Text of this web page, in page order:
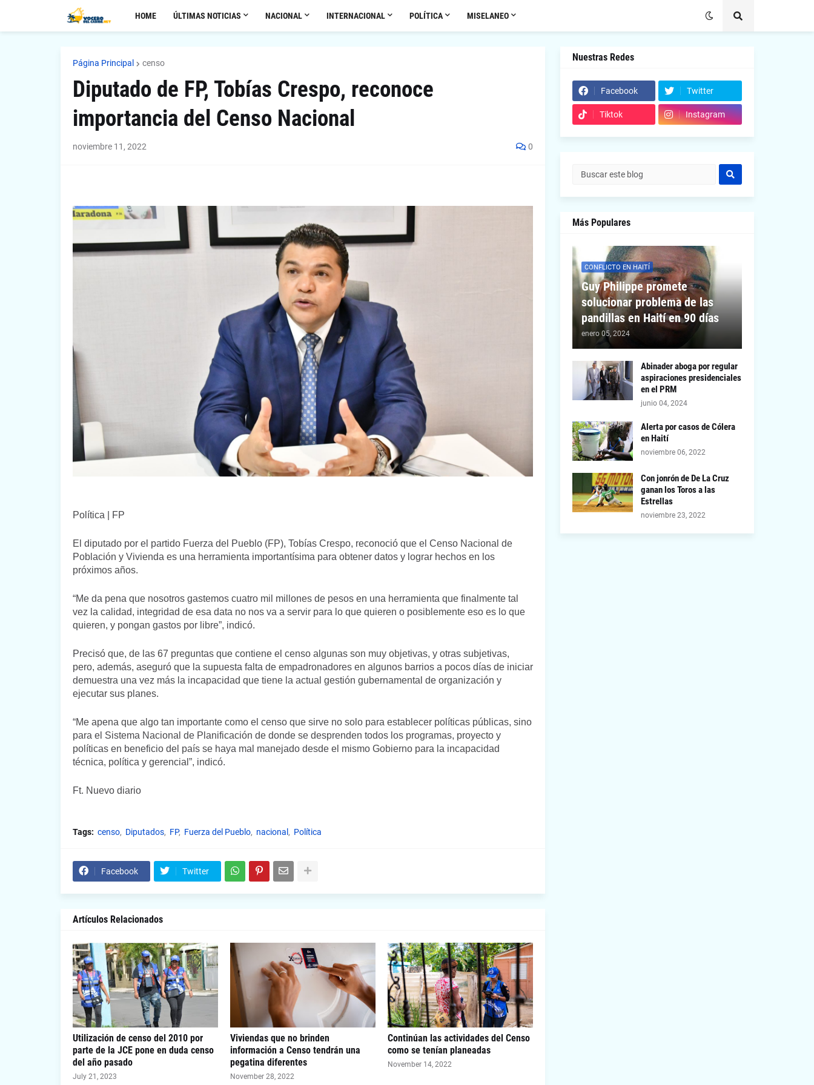
HOME ÚLTIMAS NOTICIAS NACIONAL INTERNACIONAL POLÍTICA MISELANEO
Página Principal censo
Diputado de FP, Tobías Crespo, reconoce
importancia del Censo Nacional
noviembre 11, 2022 0
Política | FP
El diputado por el partido Fuerza del Pueblo (FP), Tobías Crespo, reconoció que el Censo Nacional de
Población y Vivienda es una herramienta importantísima para obtener datos y lograr hechos en los
próximos años.
“Me da pena que nosotros gastemos cuatro mil millones de pesos en una herramienta que finalmente tal
vez la calidad, integridad de esa data no nos va a servir para lo que quieren o posiblemente eso es lo que
quieren, y pongan gastos por libre”, indicó.
Precisó que, de las 67 preguntas que contiene el censo algunas son muy objetivas, y otras subjetivas,
pero, además, aseguró que la supuesta falta de empadronadores en algunos barrios a pocos días de iniciar
demuestra una vez más la incapacidad que tiene la actual gestión gubernamental de organización y
ejecutar sus planes.
“Me apena que algo tan importante como el censo que sirve no solo para establecer políticas públicas, sino
para el Sistema Nacional de Planificación de donde se desprenden todos los programas, proyecto y
políticas en beneficio del país se haya mal manejado desde el mismo Gobierno para la incapacidad
técnica, política y gerencial”, indicó.
Ft. Nuevo diario
Tags: censo Diputados FP Fuerza del Pueblo nacional Política
Facebook Twitter
Artículos Relacionados
Utilización de censo del 2010 por
parte de la JCE pone en duda censo
del año pasado
July 21, 2023
Viviendas que no brinden
información a Censo tendrán una
pegatina diferentes
November 28, 2022
Continúan las actividades del Censo
como se tenían planeadas
November 14, 2022
Nuestras Redes
Facebook Twitter
Tiktok Instagram
Más Populares
CONFLICTO EN HAITÍ
Guy Philippe promete
solucionar problema de las
pandillas en Haití en 90 días
enero 05, 2024
Abinader aboga por regular
aspiraciones presidenciales
en el PRM
junio 04, 2024
Alerta por casos de Cólera
en Haití
noviembre 06, 2022
Con jonrón de De La Cruz
ganan los Toros a las
Estrellas
noviembre 23, 2022